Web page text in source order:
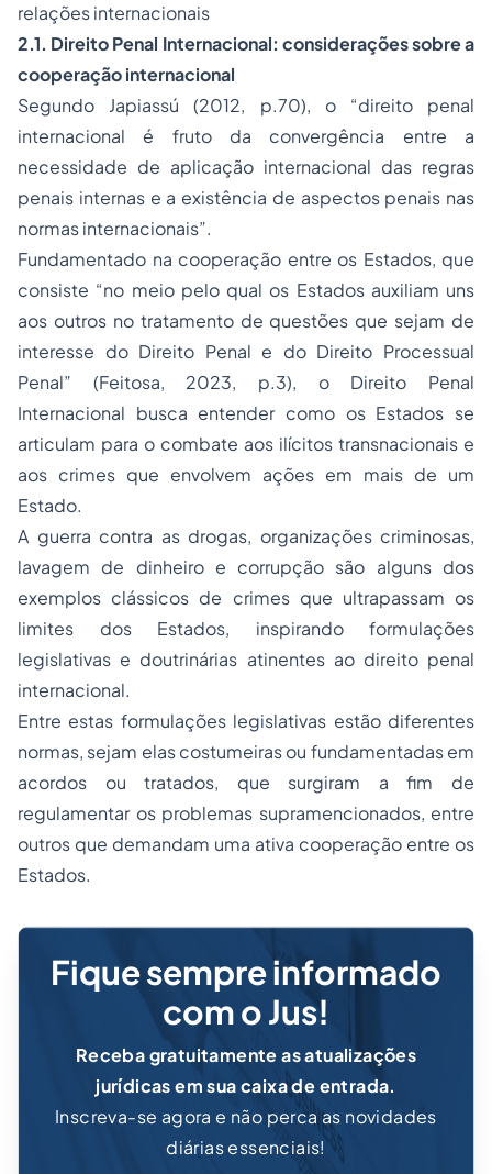
relações internacionais
2.1. Direito Penal Internacional: considerações sobre a
cooperação internacional
Segundo Japiassú (2012, p.70), o “direito penal
internacional é fruto da convergência entre a
necessidade de aplicação internacional das regras
penais internas e a existência de aspectos penais nas
normas internacionais”.
Fundamentado na cooperação entre os Estados, que
consiste “no meio pelo qual os Estados auxiliam uns
aos outros no tratamento de questões que sejam de
interesse do Direito Penal e do Direito Processual
Penal” (Feitosa, 2023, p.3), o Direito Penal
Internacional busca entender como os Estados se
articulam para o combate aos ilícitos transnacionais e
aos crimes que envolvem ações em mais de um
Estado.
A guerra contra as drogas, organizações criminosas,
lavagem de dinheiro e corrupção são alguns dos
exemplos clássicos de crimes que ultrapassam os
limites dos Estados, inspirando formulações
legislativas e doutrinárias atinentes ao direito penal
internacional.
Entre estas formulações legislativas estão diferentes
normas, sejam elas costumeiras ou fundamentadas em
acordos ou tratados, que surgiram a fim de
regulamentar os problemas supramencionados, entre
outros que demandam uma ativa cooperação entre os
Estados.
Fique sempre informado
com o Jus!
Receba gratuitamente as atualizações
jurídicas em sua caixa de entrada.
Inscreva-se agora e não perca as novidades
diárias essenciais!